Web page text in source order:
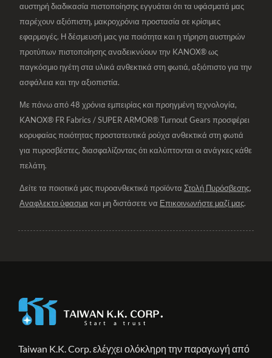
αυστηρή διαδικασία πιστοποίησης εγγυάται ότι τα υφάσματά μας
παρέχουν αξιόπιστη, μακροχρόνια προστασία σε κρίσιμες
εφαρμογές. Η δέσμευσή μας για ποιότητα και η τήρηση αυστηρών
προτύπων πιστοποίησης αναδεικνύουν την KANOX® ως
παγκόσμιο ηγέτη στα υλικά ανθεκτικά στη φωτιά, αξιόπιστο για την
ασφάλεια και την αξιοπιστία.
Με πάνω από 48 χρόνια εμπειρίας και προηγμένη τεχνολογία,
KANOX® FR Fabrics / SUPER ARMOR® Turnout Gears προσφέρει
κορυφαίας ποιότητας προστατευτικά ρούχα ανθεκτικά στη φωτιά
για πυροσβέστες, διασφαλίζοντας ότι καλύπτονται οι ανάγκες κάθε
πελάτη.
Δείτε τα ποιοτικά μας πυροανθεκτικά προϊόντα Στολή Πυρόσβεσης,
Αναφλεκτο ύφασμα και μη διστάσετε να Επικοινωνήστε μαζί μας.
Taiwan K.K. Corp. ελέγχει ολόκληρη την παραγωγή από